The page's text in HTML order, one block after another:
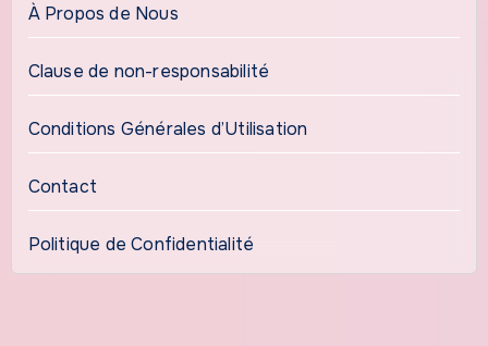
À Propos de Nous
Clause de non-responsabilité
Conditions Générales d’Utilisation
Contact
Politique de Confidentialité